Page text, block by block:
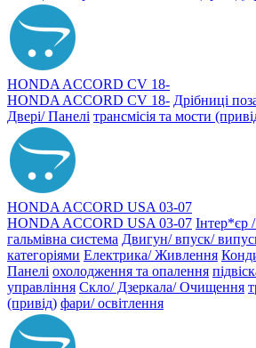
HONDA ACCORD CV 18-
HONDA ACCORD CV 18- Дрібниці
Двері/ Панелі трансмісія та мости
HONDA ACCORD USA 03-07
HONDA ACCORD USA 03-07 Інтер*єр
гальмівна система Двигун/ впуск/
категоріями Електрика/ Живлення
Панелі охолодження та опалення
управління Скло/ Дзеркала/ Очищення
(привід) фари/ освітлення